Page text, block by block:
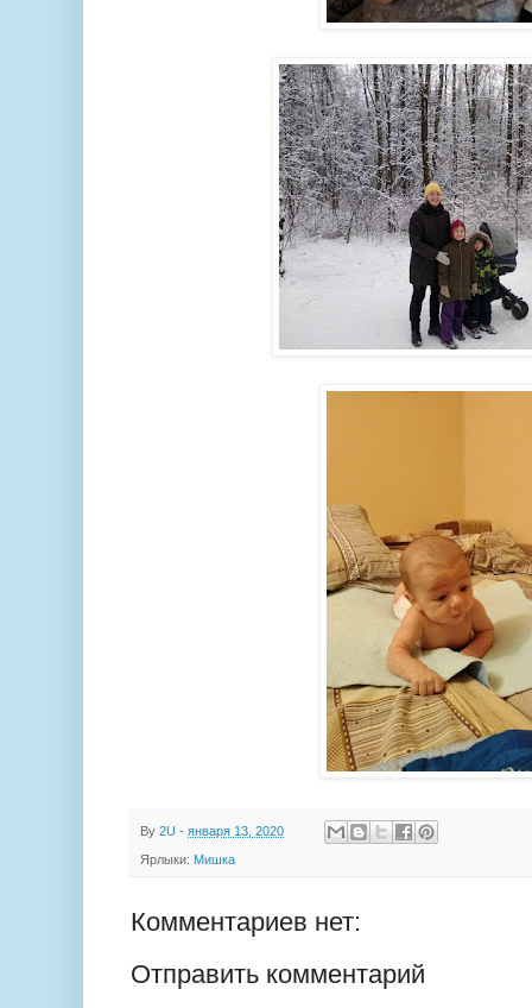
By 2U - января 13, 2020
Ярлыки: Мишка
Комментариев нет:
Отправить комментарий